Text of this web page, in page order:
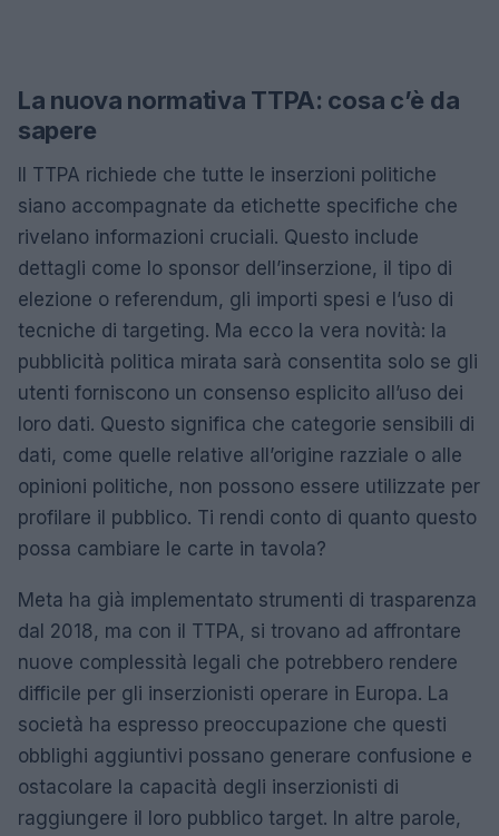
La nuova normativa TTPA: cosa c’è da
sapere
Il TTPA richiede che tutte le inserzioni politiche
siano accompagnate da etichette specifiche che
rivelano informazioni cruciali. Questo include
dettagli come lo sponsor dell’inserzione, il tipo di
elezione o referendum, gli importi spesi e l’uso di
tecniche di targeting. Ma ecco la vera novità: la
pubblicità politica mirata sarà consentita solo se gli
utenti forniscono un consenso esplicito all’uso dei
loro dati. Questo significa che categorie sensibili di
dati, come quelle relative all’origine razziale o alle
opinioni politiche, non possono essere utilizzate per
profilare il pubblico. Ti rendi conto di quanto questo
possa cambiare le carte in tavola?
Meta ha già implementato strumenti di trasparenza
dal 2018, ma con il TTPA, si trovano ad affrontare
nuove complessità legali che potrebbero rendere
difficile per gli inserzionisti operare in Europa. La
società ha espresso preoccupazione che questi
obblighi aggiuntivi possano generare confusione e
ostacolare la capacità degli inserzionisti di
raggiungere il loro pubblico target. In altre parole,